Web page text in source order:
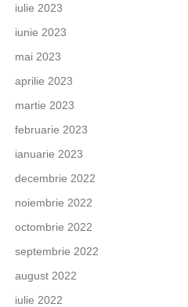
iulie 2023
iunie 2023
mai 2023
aprilie 2023
martie 2023
februarie 2023
ianuarie 2023
decembrie 2022
noiembrie 2022
octombrie 2022
septembrie 2022
august 2022
iulie 2022